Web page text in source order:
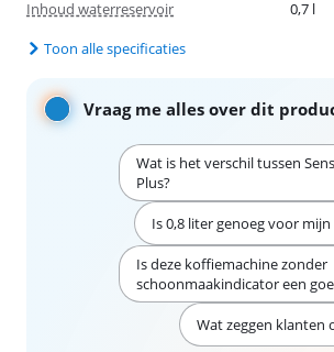
Inhoud waterreservoir
0,7 l
Toon alle specificaties
Vraag me alles over dit
Wat is het verschil tussen
Plus?
Is 0,8 liter genoeg voor
Is deze koffiemachine zonder
schoonmaakindicator een
Wat zeggen klanten